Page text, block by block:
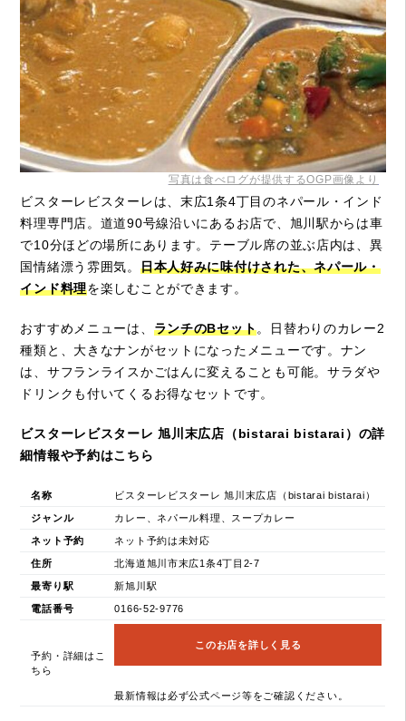
写真は食べログが提供するOGP画像より
ビスターレビスターレは、末広1条4丁目のネパール・インド
料理専門店。道道90号線沿いにあるお店で、旭川駅からは車
で10分ほどの場所にあります。テーブル席の並ぶ店内は、異
国情緒漂う雰囲気。 日本人好みに味付けされた、ネパール・
インド料理を楽しむことができます。
おすすめメニューは、 ランチのBセット。日替わりのカレー2
種類と、大きなナンがセットになったメニューです。ナン
は、サフランライスかごはんに変えることも可能。サラダや
ドリンクも付いてくるお得なセットです。
ビスターレビスターレ 旭川末広店（bistarai bistarai）の詳
細情報や予約はこちら
名称 ビスターレビスターレ 旭川末広店（bistarai bistarai）
ジャンル カレー、ネパール料理、スープカレー
ネット予約 ネット予約は未対応
住所 北海道旭川市末広1条4丁目2-7
最寄り駅 新旭川駅
電話番号 0166-52-9776
予約・詳細はこ
ちら
このお店を詳しく見る
最新情報は必ず公式ページ等をご確認ください。